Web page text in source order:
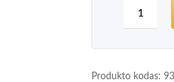
Produkto kodas: